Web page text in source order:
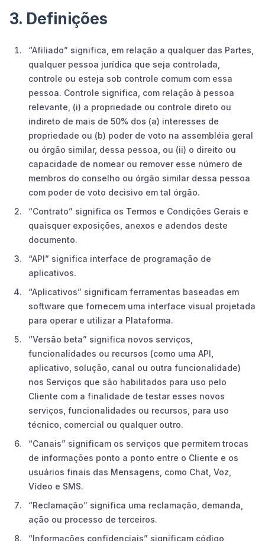
3. Definições
“Afiliado” significa, em relação a qualquer das Partes,
qualquer pessoa jurídica que seja controlada,
controle ou esteja sob controle comum com essa
pessoa. Controle significa, com relação à pessoa
relevante, (i) a propriedade ou controle direto ou
indireto de mais de 50% dos (a) interesses de
propriedade ou (b) poder de voto na assembléia geral
ou órgão similar, dessa pessoa, ou (ii) o direito ou
capacidade de nomear ou remover esse número de
membros do conselho ou órgão similar dessa pessoa
com poder de voto decisivo em tal órgão.
“Contrato” significa os Termos e Condições Gerais e
quaisquer exposições, anexos e adendos deste
documento.
“API” significa interface de programação de
aplicativos.
“Aplicativos” significam ferramentas baseadas em
software que fornecem uma interface visual projetada
para operar e utilizar a Plataforma.
“Versão beta” significa novos serviços,
funcionalidades ou recursos (como uma API,
aplicativo, solução, canal ou outra funcionalidade)
nos Serviços que são habilitados para uso pelo
Cliente com a finalidade de testar esses novos
serviços, funcionalidades ou recursos, para uso
técnico, comercial ou qualquer outro.
“Canais” significam os serviços que permitem trocas
de informações ponto a ponto entre o Cliente e os
usuários finais das Mensagens, como Chat, Voz,
Vídeo e SMS.
“Reclamação” significa uma reclamação, demanda,
ação ou processo de terceiros.
“Informações confidenciais” significam código,